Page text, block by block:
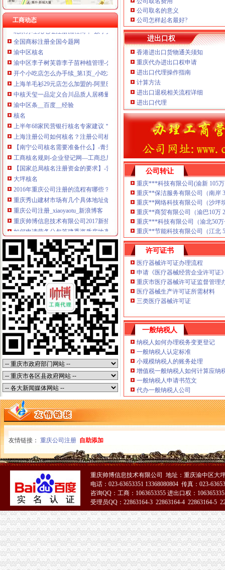
工商动态
重庆渝北区工商注册代办公司代理记账【今日推荐网-重庆工商/税务/财
北京办理无地址注册流程简单-数字英才
全国商标注册全国今题网
渝中区核名
渝中区李子树芙蓉李子苗种植管理-公司动态-菏泽生意经
开个小吃店怎么办手续_第1页_小吃培训无锡南通泰州常州盐城宿迁_
上海羊毛衫29元店怎么加盟的-阿里巴巴行业问答
中核天玺一品定义合川品质人居稀量房源登峰献世——凤凰房产重庆
渝中区条__百度__经验
核名
上半年68家民营银行核名专家建议＂减门槛、增竞争＂_中国经济网—
上海注册公司如何核名？注册公司核名流程？-新闻资讯-项目网
【南宁公司核名需要准备什么】-青秀南湖易登网
工商核名规则-企业登记网—工商总局核名
【国家总局核名注册资金的要求】-营口站前易登网
大坪核名
2016年重庆公司注册的流程有哪些？-爱喇叭网
重庆秀山建材市场有几个具体地址做的好的市场是哪一个？_其它装修|
重庆公司注册_xiaoyaotu_新浪博客
重庆帅博信息技术有限公司2017新招聘信息_电话_地址-58企业名录
如何申请劳务分包等建委资质房地产公司转让劳务派遣国家局核名-直
渝中区核名流程
重庆主城9区代办公司注册、代理记账（全城低价）【今日推荐网-重
重庆市工商管理局公众信息网
重庆渝北区工商注册代办公司代理记账【今日推荐网-重庆工商/税务/财
北京办理无地址注册流程简单-数字英才
全国商标注册全国今题网
渝中区核名
渝中区李子树芙蓉李子苗种植管理-公司动态-菏泽生意经
开个小吃店怎么办手续_第1页_小吃培训无锡南通泰州常州盐城宿迁_
上海羊毛衫29元店怎么加盟的-阿里巴巴行业问答
中核天玺一品定义合川品质人居稀量房源登峰献世——凤凰房产重庆
渝中区条__百度__经验
核名
上半年68家民营银行核名专家建议＂减门槛、增竞争＂_中国经济网—
上海注册公司如何核名？注册公司核名流程？-新闻资讯-项目网
【南宁公司核名需要准备什么】-青秀南湖易登网
工商核名规则-企业登记网—工商总局核名
【国家总局核名注册资金的要求】-营口站前易登网
公司取名的意义
公司怎样起名最好?
进出口权
香港进出口货物通关须知
重庆代办进出口权申请
进出口代理操作指南
计算方法
进出口退税相关流程详细
进出口代理
公司转让
重庆***科技有限公司(渝新 105万
重庆**保洁服务有限公司（南岸
重庆**网络科技有限公司（沙坪
重庆**商贸有限公司（渝巴10万
重庆***科技有限公司（渝北50
重庆**节能科技有限公司（江北
许可证书
医疗器械许可证办理流程
申请《医疗器械经营企业许可证
重庆市医疗器械许可证监督管理
医疗器械生产许可证所需材料
三类医疗器械许可证
一般纳税人
纳税人如何办理税务变更登记
一般纳税人认定标准
小规模纳税人的账务处理
增值税一般纳税人如何计算应纳
一般纳税人申请书范文
代办一般纳税人公司
友情链接： 重庆公司注册 自助添加
重庆帅博信息技术有限公司 地址：重庆渝中区大
电话：023-63653351 13368080804 传真：023-
咨询QQ：工商：1063653355 进出口权：
受理员QQ：22863164-3 22863164-4 22863164-5
51La